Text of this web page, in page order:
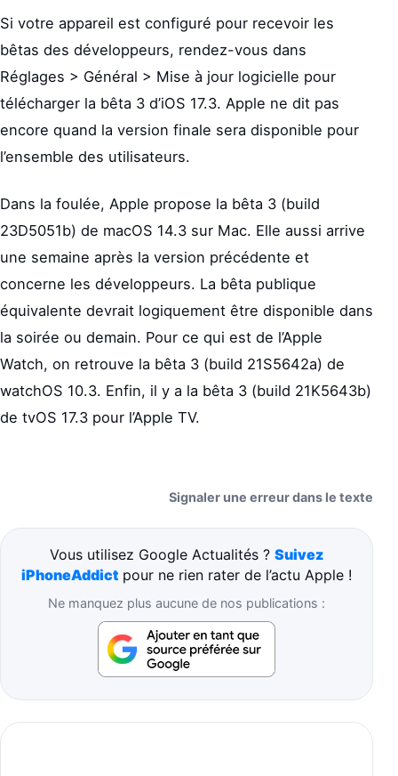
Si votre appareil est configuré pour recevoir les
bêtas des développeurs, rendez-vous dans
Réglages > Général > Mise à jour logicielle pour
télécharger la bêta 3 d’iOS 17.3. Apple ne dit pas
encore quand la version finale sera disponible pour
l’ensemble des utilisateurs.
Dans la foulée, Apple propose la bêta 3 (build
23D5051b) de macOS 14.3 sur Mac. Elle aussi arrive
une semaine après la version précédente et
concerne les développeurs. La bêta publique
équivalente devrait logiquement être disponible dans
la soirée ou demain. Pour ce qui est de l’Apple
Watch, on retrouve la bêta 3 (build 21S5642a) de
watchOS 10.3. Enfin, il y a la bêta 3 (build 21K5643b)
de tvOS 17.3 pour l’Apple TV.
Signaler une erreur dans le texte
Vous utilisez Google Actualités ? Suivez
iPhoneAddict pour ne rien rater de l’actu Apple !
Ne manquez plus aucune de nos publications :